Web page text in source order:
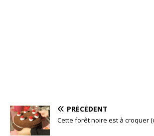
PRÉCÉDENT
Cette forêt noire est à croquer